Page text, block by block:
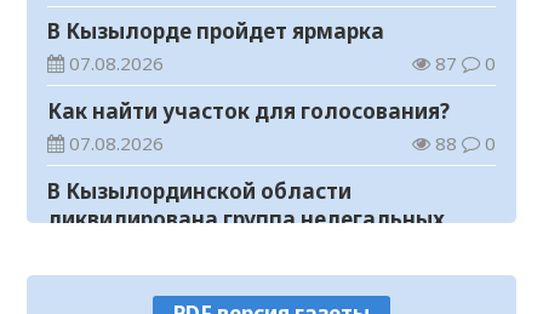
В Кызылорде пройдет ярмарка
07.08.2026 87 0
Как найти участок для голосования?
07.08.2026 88 0
В Кызылординской области
ликвидирована группа нелегальных
Аким области ознакомился с работой